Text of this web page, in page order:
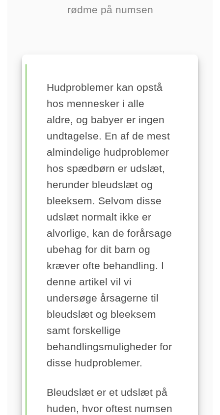
rødme på numsen
Hudproblemer kan opstå
hos mennesker i alle
aldre, og babyer er ingen
undtagelse. En af de mest
almindelige hudproblemer
hos spædbørn er udslæt,
herunder bleudslæt og
bleeksem. Selvom disse
udslæt normalt ikke er
alvorlige, kan de forårsage
ubehag for dit barn og
kræver ofte behandling. I
denne artikel vil vi
undersøge årsagerne til
bleudslæt og bleeksem
samt forskellige
behandlingsmuligheder for
disse hudproblemer.
Bleudslæt er et udslæt på
huden, hvor oftest numsen